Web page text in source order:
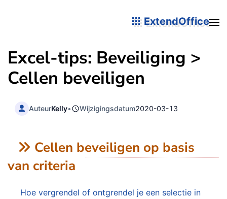
ExtendOffice
Excel-tips: Beveiliging >
Cellen beveiligen
AuteurKelly• Wijzigingsdatum2020-03-13
Cellen beveiligen op basis
van criteria
Hoe vergrendel of ontgrendel je een selectie in